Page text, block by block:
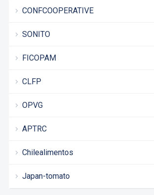
CONFCOOPERATIVE
SONITO
FICOPAM
CLFP
OPVG
APTRC
Chilealimentos
Japan-tomato